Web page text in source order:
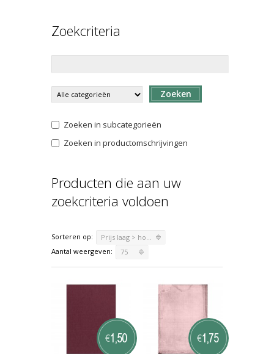
Zoekcriteria
Zoeken
Zoeken in subcategorieën
Zoeken in productomschrijvingen
Producten die aan uw
zoekcriteria voldoen
Sorteren op:
Aantal weergeven:
75
€1,50 €1,75